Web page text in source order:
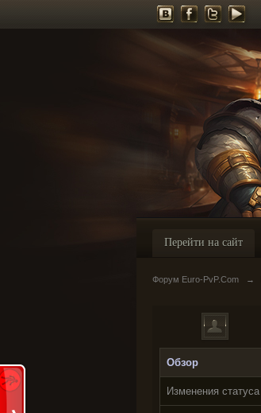
Перейти на сайт
Форум Euro-PvP.Com →
Обзор
Изменения статуса